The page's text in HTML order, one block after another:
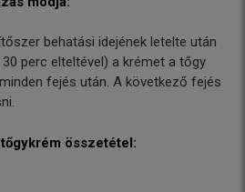
behatási idejének letelte után
perc elteltével) a krémet a tőgy
fejés után. A következő fejés
összetétel: